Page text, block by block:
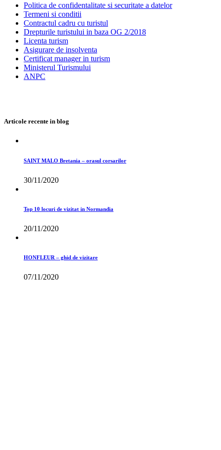
Politica de confidentalitate si securitate a datelor
Termeni si conditii
Contractul cadru cu turistul
Drepturile turistului in baza OG 2/2018
Licenta turism
Asigurare de insolventa
Certificat manager in turism
Ministerul Turismului
ANPC
Articole recente in blog
SAINT MALO Bretania – orasul corsarilor
30/11/2020
Top 10 locuri de vizitat in Normandia
20/11/2020
HONFLEUR – ghid de vizitare
07/11/2020